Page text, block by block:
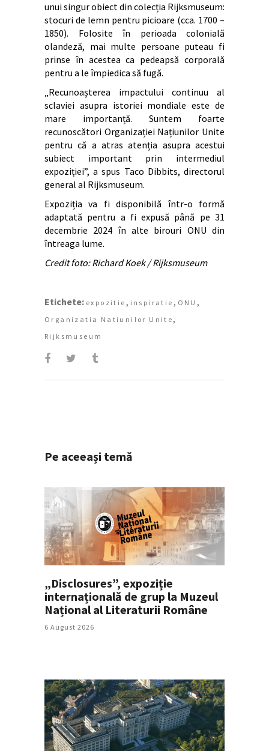
unui singur obiect din colecția Rijksmuseum:
stocuri de lemn pentru picioare (cca. 1700 –
1850). Folosite în perioada colonială
olandeză, mai multe persoane puteau fi
prinse în acestea ca pedeapsă corporală
pentru a le împiedica să fugă.
„Recunoașterea impactului continuu al
sclaviei asupra istoriei mondiale este de
mare importanță. Suntem foarte
recunoscători Organizației Națiunilor Unite
pentru că a atras atenția asupra acestui
subiect important prin intermediul
expoziției”, a spus Taco Dibbits, directorul
general al Rijksmuseum.
Expoziția va fi disponibilă într-o formă
adaptată pentru a fi expusă până pe 31
decembrie 2024 în alte birouri ONU din
întreaga lume.
Credit foto: Richard Koek / Rijksmuseum
Etichete: expozitie , inspiratie , ONU ,
Organizatia Natiunilor Unite,
Rijksmuseum
Pe aceeași temă
„Disclosures”, expoziție
internațională de grup la Muzeul
Național al Literaturii Române
6 August 2026